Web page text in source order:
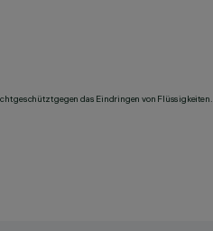
geschützt gegen das Eindringen von Flüssigkeiten.